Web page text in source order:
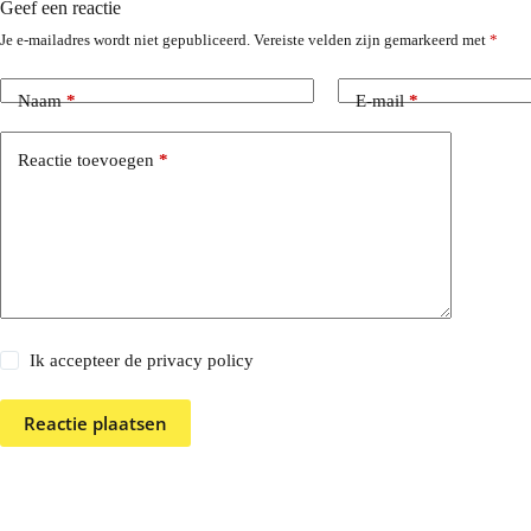
Geef een reactie
Je e-mailadres wordt niet gepubliceerd. Vereiste velden zijn gemarkeerd met *
Naam* E-mail*
Reactie toevoegen *
Ik accepteer de privacy policy
Reactie plaatsen